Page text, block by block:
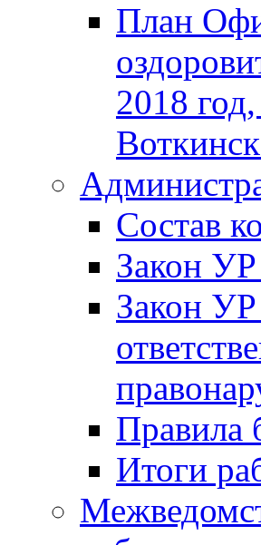
План
2018
Состав
Закон
Закон
Правила
Итоги